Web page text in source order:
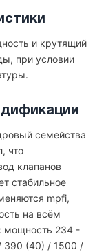
и крутящий
при условии
семейства
что
клапанов
стабильное
mpfi,
на всём
мощность 234 -
390 (40) / 1500 /